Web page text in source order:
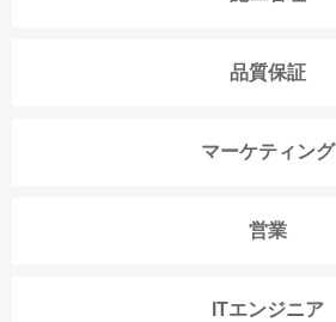
品質保証
マーケティング
営業
ITエンジニア